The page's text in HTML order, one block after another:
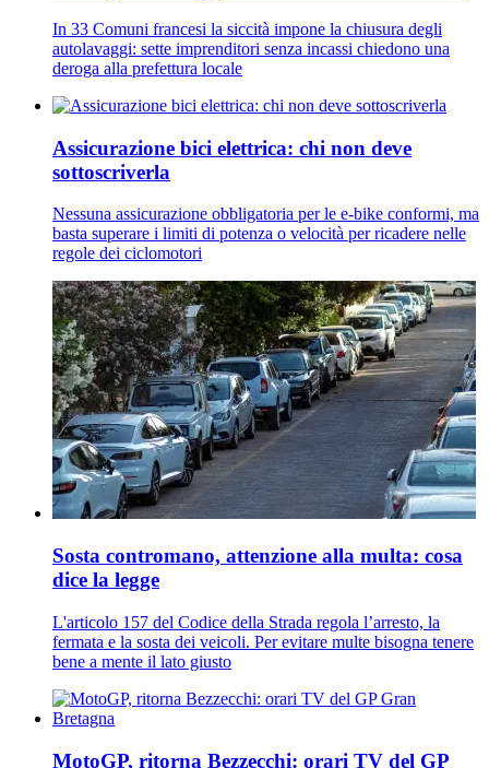
In 33 Comuni francesi la siccità impone la chiusura degli
autolavaggi: sette imprenditori senza incassi chiedono una
deroga alla prefettura locale
Assicurazione bici elettrica: chi non deve
sottoscriverla
Nessuna assicurazione obbligatoria per le e-bike conformi, ma
basta superare i limiti di potenza o velocità per ricadere nelle
regole dei ciclomotori
Sosta contromano, attenzione alla multa: cosa
dice la legge
L'articolo 157 del Codice della Strada regola l’arresto, la
fermata e la sosta dei veicoli. Per evitare multe bisogna tenere
bene a mente il lato giusto
MotoGP, ritorna Bezzecchi: orari TV del GP